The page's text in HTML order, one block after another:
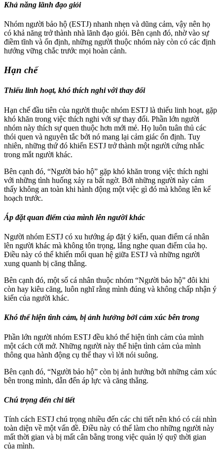
Khả năng lãnh đạo giỏi
Nhóm người bảo hộ (ESTJ) nhanh nhẹn và dũng cảm, vậy nên họ
có khả năng trở thành nhà lãnh đạo giỏi. Bên cạnh đó, nhờ vào sự
điềm tĩnh và ổn định, những người thuộc nhóm này còn có các định
hướng vững chắc trước mọi hoàn cảnh.
Hạn chế
Thiếu linh hoạt, khó thích nghi với thay đổi
Hạn chế đầu tiên của người thuộc nhóm ESTJ là thiếu linh hoạt, gặp
khó khăn trong việc thích nghi với sự thay đổi. Phần lớn người
nhóm này thích sự quen thuộc hơn mới mẻ. Họ luôn tuân thủ các
thói quen và nguyên tắc bởi nó mang lại cảm giác ổn định. Tuy
nhiên, những thứ đó khiến ESTJ trở thành một người cứng nhắc
trong mắt người khác.
Bên cạnh đó, “Người bảo hộ” gặp khó khăn trong việc thích nghi
với những tình huống xảy ra bất ngờ. Bởi những người này cảm
thấy không an toàn khi hành động một việc gì đó mà không lên kế
hoạch trước.
Áp đặt quan điểm của mình lên người khác
Người nhóm ESTJ có xu hướng áp đặt ý kiến, quan điểm cá nhân
lên người khác mà không tôn trọng, lắng nghe quan điểm của họ.
Điều này có thể khiến mối quan hệ giữa ESTJ và những người
xung quanh bị căng thẳng.
Bên cạnh đó, một số cá nhân thuộc nhóm “Người bảo hộ” đôi khi
còn hay kiêu căng, luôn nghĩ rằng mình đúng và không chấp nhận ý
kiến của người khác.
Khó thể hiện tình cảm, bị ảnh hưởng bởi cảm xúc bên trong
Phần lớn người nhóm ESTJ đều khó thể hiện tình cảm của mình
một cách cởi mở. Những người này thể hiện tình cảm của mình
thông qua hành động cụ thể thay vì lời nói suông.
Bên cạnh đó, “Người bảo hộ” còn bị ảnh hưởng bởi những cảm xúc
bên trong mình, dẫn đến áp lực và căng thẳng.
Chú trọng đến chi tiết
Tính cách ESTJ chú trọng nhiều đến các chi tiết nên khó có cái nhìn
toàn diện về một vấn đề. Điều này có thể làm cho những người này
mất thời gian và bị mất cân bằng trong việc quản lý quỹ thời gian
của mình.